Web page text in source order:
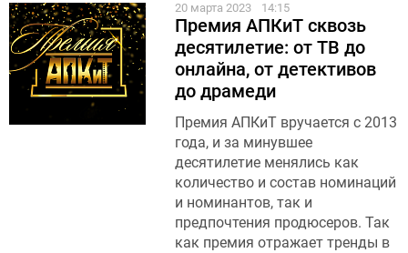
20 марта 2023 14:15
Премия АПКиТ сквозь
десятилетие: от ТВ до
онлайна, от детективов
до драмеди
Премия АПКиТ вручается с 2013
года, и за минувшее
десятилетие менялись как
количество и состав номинаций
и номинантов, так и
предпочтения продюсеров. Так
как премия отражает тренды в